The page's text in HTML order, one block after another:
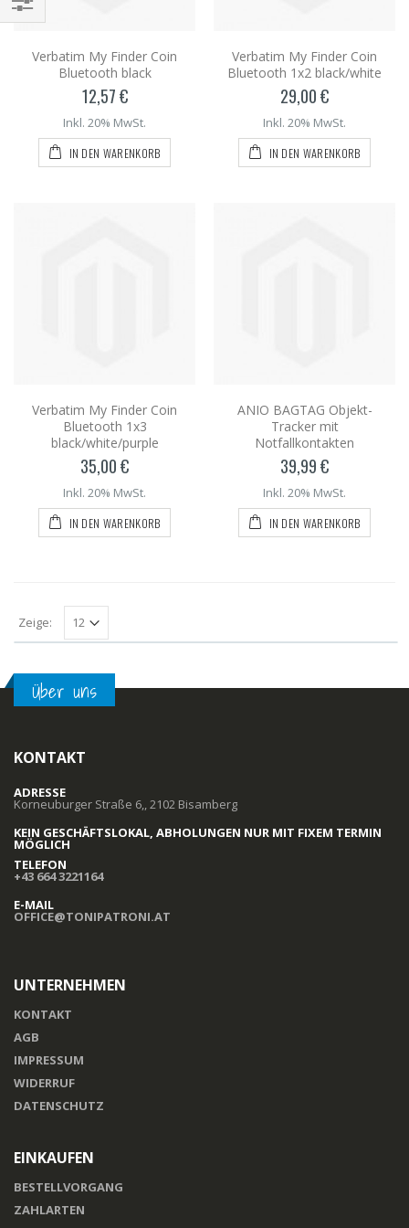
Verbatim My Finder Coin
Bluetooth black
12,57 €
Inkl. 20% MwSt.
IN DEN WARENKORB
Verbatim My Finder Coin
Bluetooth 1x2 black/white
29,00 €
Inkl. 20% MwSt.
IN DEN WARENKORB
Verbatim My Finder Coin
Bluetooth 1x3
black/white/purple
35,00 €
Inkl. 20% MwSt.
IN DEN WARENKORB
ANIO BAGTAG Objekt-
Tracker mit
Notfallkontakten
39,99 €
Inkl. 20% MwSt.
IN DEN WARENKORB
Zeige:
Über uns
KONTAKT
ADRESSE
Korneuburger Straße 6,, 2102 Bisamberg
KEIN GESCHÄFTSLOKAL, ABHOLUNGEN NUR MIT FIXEM TERMIN
MÖGLICH
TELEFON
+43 664 3221164
E-MAIL
OFFICE@TONIPATRONI.AT
UNTERNEHMEN
KONTAKT
AGB
IMPRESSUM
WIDERRUF
DATENSCHUTZ
EINKAUFEN
BESTELLVORGANG
ZAHLARTEN